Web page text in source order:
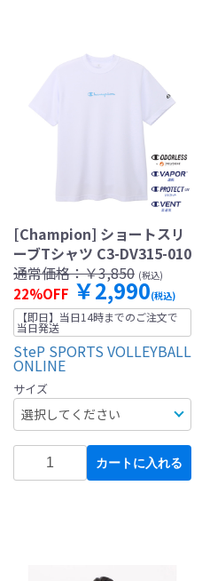
[Champion] ショートスリ
ーブTシャツ C3-DV315-010
通常価格：￥3,850 (税込)
22%OFF ￥2,990(税込)
【即日】当日14時までのご注文で
当日発送
SteP SPORTS VOLLEYBALL
ONLINE
サイズ
カートに入れる